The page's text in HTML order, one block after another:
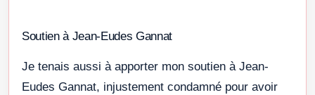
Soutien à Jean-Eudes Gannat
Je tenais aussi à apporter mon soutien à Jean-
Eudes Gannat, injustement condamné pour avoir